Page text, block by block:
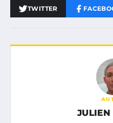
TWITTER
JULIEN